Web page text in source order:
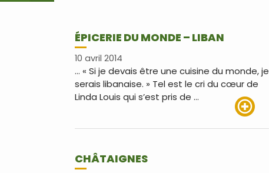
ÉPICERIE DU MONDE – LIBAN
10 avril 2014
… « Si je devais être une cuisine du monde, je
serais libanaise. » Tel est le cri du cœur de
Linda Louis qui s’est pris de …
CHÂTAIGNES